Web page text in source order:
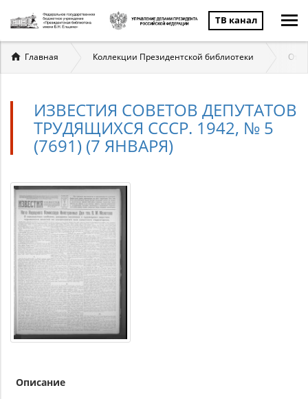
ТВ канал
Вы
здесь
Главная Коллекции Президентской библиотеки
ИЗВЕСТИЯ СОВЕТОВ ДЕПУТАТОВ
ТРУДЯЩИХСЯ СССР. 1942, № 5
(7691) (7 ЯНВАРЯ)
Описание